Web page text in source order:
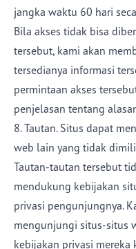
jangka waktu 60 hari
Bila akses tidak bisa
tersebut, kami akan
tersedianya informasi
permintaan akses
penjelasan tentang
8. Tautan. Situs dapat
web lain yang tidak
Tautan-tautan tersebut
mendukung kebijakan
privasi pengunjungnya.
mengunjungi situs-situs
kebijakan privasi mereka